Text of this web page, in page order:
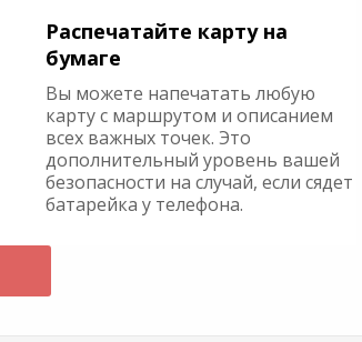
Распечатайте карту на
бумаге
Вы можете напечатать любую
карту с маршрутом и описанием
всех важных точек. Это
дополнительный уровень вашей
безопасности на случай, если сядет
батарейка у телефона.